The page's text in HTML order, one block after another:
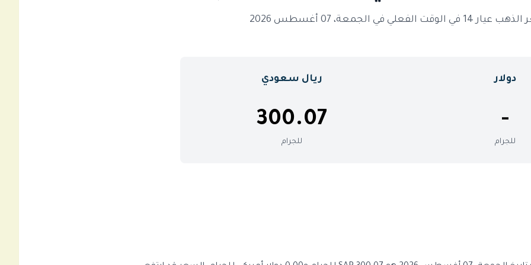
14 في الوقت الفعلي في الجمعة، 07 أغسطس 2026
دولار ريال سعودي
-
للجرام
300.07
للجرام